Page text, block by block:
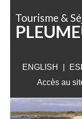
Tourisme &
ENGLISH
Accès au